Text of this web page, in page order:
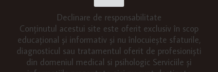
Declinare de responsabilitate
Conținutul acestui site este oferit exclusiv în scop
educațional și informativ și nu înlocuiește sfaturile,
diagnosticul sau tratamentul oferit de profesioniști
din domeniul medical si psihologic Serviciile și